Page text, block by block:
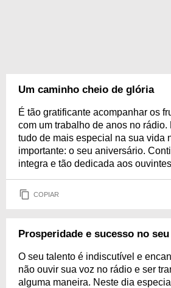
Um caminho cheio de glória
É tão gratificante acompanhar os
com um trabalho de anos no rádio.
tudo de mais especial na sua vida
importante: o seu aniversário.
integra e tão dedicada aos
COPIAR
Prosperidade e sucesso no
O seu talento é indiscutível e
não ouvir sua voz no rádio e ser
alguma maneira. Neste dia